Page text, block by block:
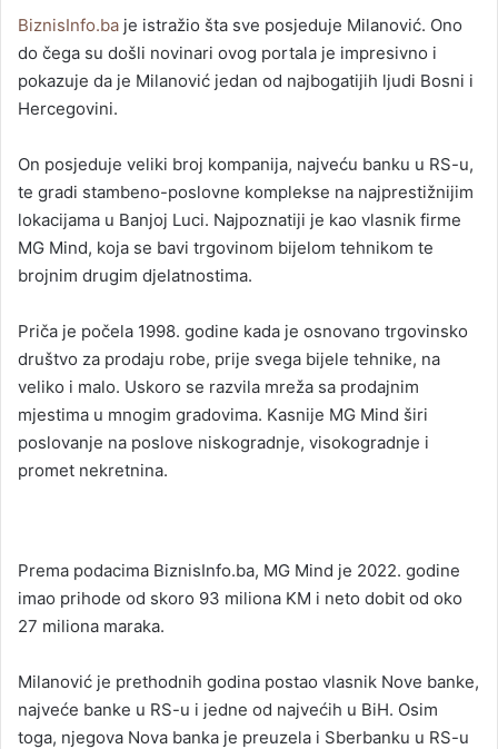
BiznisInfo.ba je istražio šta sve posjeduje Milanović. Ono
do čega su došli novinari ovog portala je impresivno i
pokazuje da je Milanović jedan od najbogatijih ljudi Bosni i
Hercegovini.
On posjeduje veliki broj kompanija, najveću banku u RS-u,
te gradi stambeno-poslovne komplekse na najprestižnijim
lokacijama u Banjoj Luci. Najpoznatiji je kao vlasnik firme
MG Mind, koja se bavi trgovinom bijelom tehnikom te
brojnim drugim djelatnostima.
Priča je počela 1998. godine kada je osnovano trgovinsko
društvo za prodaju robe, prije svega bijele tehnike, na
veliko i malo. Uskoro se razvila mreža sa prodajnim
mjestima u mnogim gradovima. Kasnije MG Mind širi
poslovanje na poslove niskogradnje, visokogradnje i
promet nekretnina.
Prema podacima BiznisInfo.ba, MG Mind je 2022. godine
imao prihode od skoro 93 miliona KM i neto dobit od oko
27 miliona maraka.
Milanović je prethodnih godina postao vlasnik Nove banke,
najveće banke u RS-u i jedne od najvećih u BiH. Osim
toga, njegova Nova banka je preuzela i Sberbanku u RS-u